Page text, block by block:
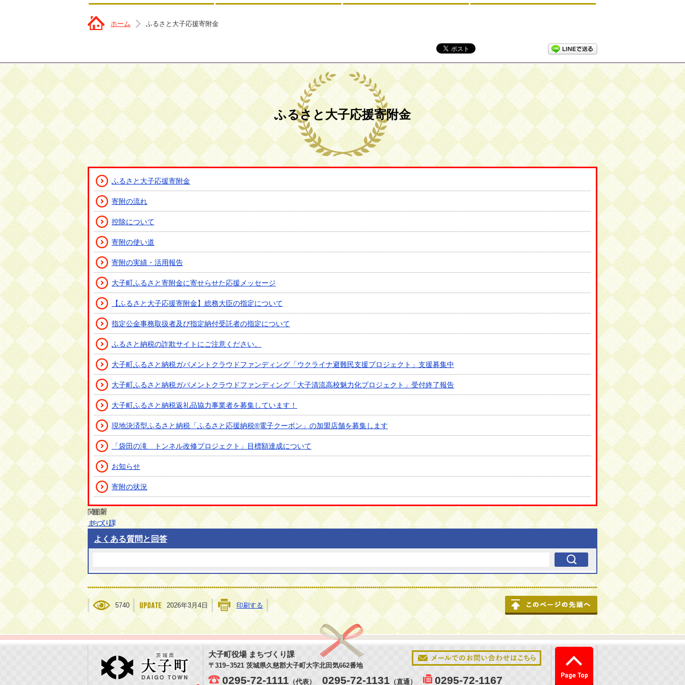
ホーム ふるさと大子応援寄附金
ふるさと大子応援寄附金
ふるさと大子応援寄附金
寄附の流れ
控除について
寄附の使い道
寄附の実績・活用報告
大子町ふるさと寄附金に寄せらせた応援メッセージ
【ふるさと大子応援寄附金】総務大臣の指定について
指定公金事務取扱者及び指定納付受託者の指定について
ふるさと納税の詐欺サイトにご注意ください。
大子町ふるさと納税ガバメントクラウドファンディング「ウクライナ避難民支援プロジェクト」支援募集中
大子町ふるさと納税ガバメントクラウドファンディング「大子清流高校魅力化プロジェクト」受付終了報告
大子町ふるさと納税返礼品協力事業者を募集しています！
現地決済型ふるさと納税「ふるさと応援納税®電子クーポン」の加盟店舗を募集します
「袋田の滝 トンネル改修プロジェクト」目標額達成について
お知らせ
寄附の状況
関連部署
まちづくり課
よくある質問と回答
5740 2026年3月4日 印刷する
このページの先頭へ戻る
大子町
大子町役場 まちづくり課
〒319−3521 茨城県久慈郡大子町大字北田気662番地
0295-72-1111 （代表） 0295-72-1131 （直通） 0295-72-1167
メールでのお問い合わせはこちら